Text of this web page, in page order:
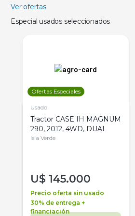
Ver ofertas
Especial usados seleccionados
Ofertas Especiales
Usado
Tractor CASE IH MAGNUM
290, 2012, 4WD, DUAL
Isla Verde
U$ 145.000
Precio oferta sin usado
30% de entrega +
financiación